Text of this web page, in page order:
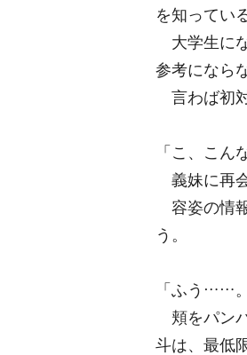
を知ってい
大学生に
参考になら
言わば初
「こ、こ
義妹に再
容姿の情
う。
「ふう……
頬をパン
斗は、最低